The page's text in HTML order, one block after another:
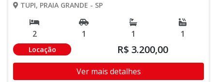
TUPI, PRAIA GRANDE - SP
2 1 1 1
Locação R$ 3.200,00
Ver mais detalhes